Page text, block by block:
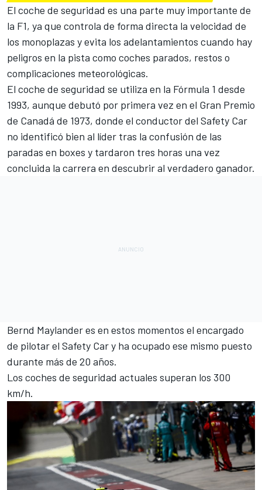
El coche de seguridad es una parte muy importante de
la F1, ya que controla de forma directa la velocidad de
los monoplazas y evita los adelantamientos cuando hay
peligros en la pista como coches parados, restos o
complicaciones meteorológicas.
El coche de seguridad se utiliza en la Fórmula 1 desde
1993, aunque debutó por primera vez en el Gran Premio
de Canadá de 1973, donde el conductor del Safety Car
no identificó bien al líder tras la confusión de las
paradas en boxes y tardaron tres horas una vez
concluida la carrera en descubrir al verdadero ganador.
Bernd Maylanderes en estos momentos el encargado
de pilotar el Safety Car y ha ocupado ese mismo puesto
durante más de 20 años.
Los coches de seguridad actuales superan los 300
km/h.